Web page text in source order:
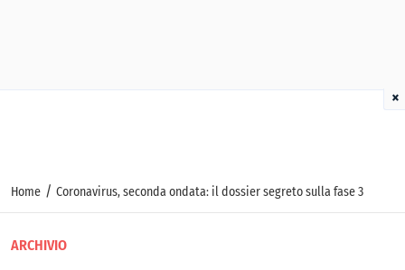
Home / Coronavirus, seconda ondata: il dossier segreto sulla fase 3
ARCHIVIO
×